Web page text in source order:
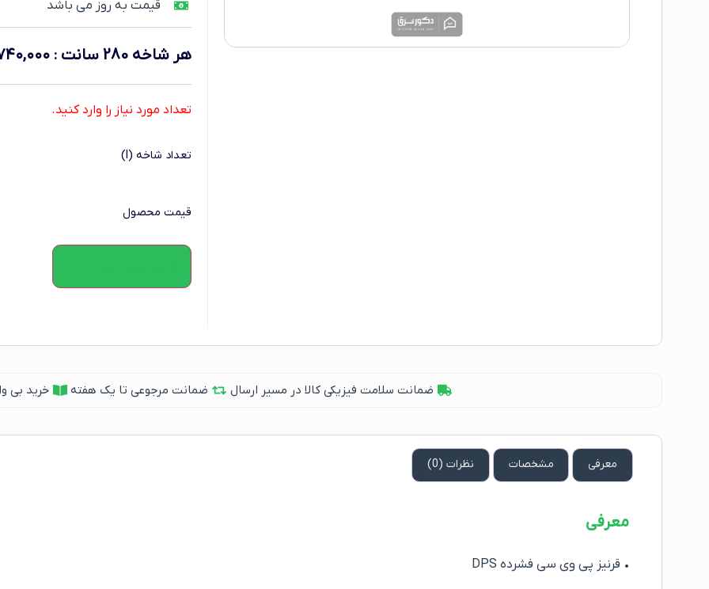
قیمت به روز می باشد
هر شاخه 280 سانت :
تعداد مورد نیاز را وارد کنید.
تعداد شاخه (l)
قیمت محصول
ضمانت سلامت فیزیکی کالا در مسیر ارسال ضمانت مرجوعی تا یک هفته خرید بی
معرفی مشخصات نظرات (0)
معرفی
• قرنیز پی وی سی فشرده DPS